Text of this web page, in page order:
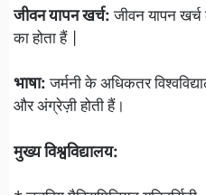
जीवन यापन खर्च:जीवन यापन
का होता हैं |
भाषा:जर्मनी के अधिकतर
और अंग्रेज़ी होती हैं।
मुख्य विश्वविद्यालय: